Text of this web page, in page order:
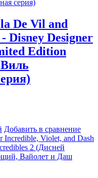
De Vil and
Disney Designer
Edition
Добавить в сравнение